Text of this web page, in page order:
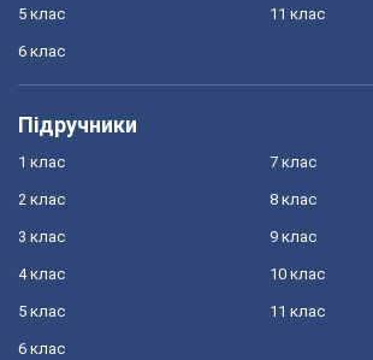
5 клас
6 клас
11 клас
Підручники
1 клас
2 клас
3 клас
4 клас
5 клас
6 клас
7 клас
8 клас
9 клас
10 клас
11 клас